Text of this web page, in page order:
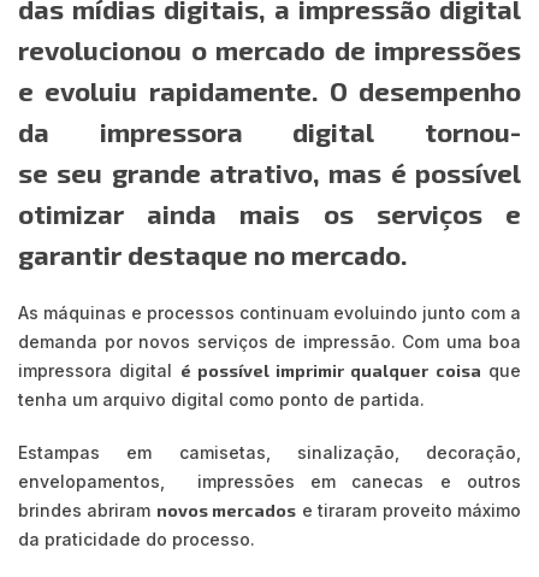
das mídias digitais, a impressão digital
revolucionou o mercado de impressões
e evoluiu rapidamente. O desempenho
da impressora digital tornou-
se seu grande atrativo, mas é possível
otimizar ainda mais os serviços e
garantir destaque no mercado.
As máquinas e processos continuam evoluindo junto com a
demanda por novos serviços de impressão. Com uma boa
impressora digital é possível imprimir qualquer coisa que
tenha um arquivo digital como ponto de partida.
Estampas em camisetas, sinalização, decoração,
envelopamentos, impressões em canecas e outros
brindes abriram novos mercados e tiraram proveito máximo
da praticidade do processo.